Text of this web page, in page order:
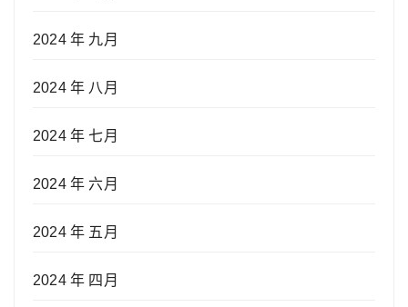
2024 年 九月
2024 年 八月
2024 年 七月
2024 年 六月
2024 年 五月
2024 年 四月